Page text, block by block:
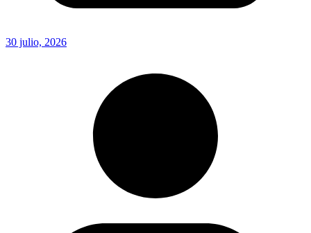
30 julio, 2026